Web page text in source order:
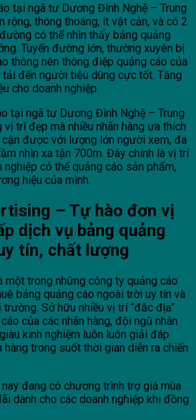
tại ngã tư Dương Đình Nghệ – Trung
rộng, thông thoáng, ít vật cản, và có 2
có thể nhìn thấy bảng quảng
Tuyến đường lớn, thường xuyên bị
thông nên thông điệp quảng cáo của
tải đến người tiêu dùng cực tốt. Tăng
cho doanh nghiệp.
tại ngã tư Dương Đình Nghệ – Trung
trí đẹp mà nhiều nhãn hàng ưa thích
cận được với lượng lớn người xem, đa
nhìn xa tận 700m. Đây chính là vị trí
nghiệp có thể quảng cáo sản phẩm,
hiệu của mình.
– Tự hào đơn vị
dịch vụ bảng quảng
tín, chất lượng
trong những công ty quảng cáo
bảng quảng cáo ngoài trời uy tín và
Sở hữu nhiều vị trí “đắc địa”
của các nhãn hàng, đội ngũ nhân
kinh nghiệm luôn luôn giải đáp
hàng trong suốt thời gian diễn ra chiến
đang có chương trình trợ giá mùa
dành cho các doanh nghiệp khi đồng